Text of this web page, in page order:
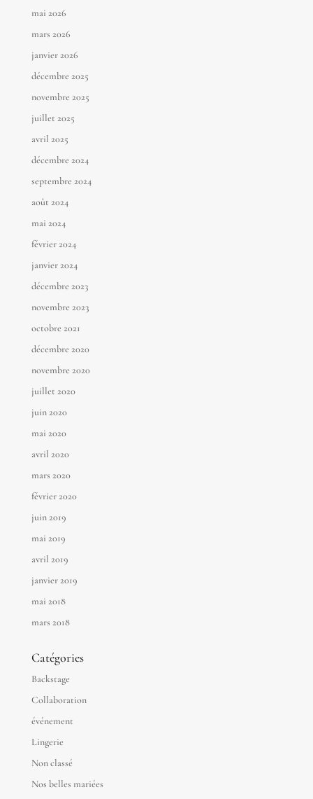
mai 2026
mars 2026
janvier 2026
décembre 2025
novembre 2025
juillet 2025
avril 2025
décembre 2024
septembre 2024
août 2024
mai 2024
février 2024
janvier 2024
décembre 2023
novembre 2023
octobre 2021
décembre 2020
novembre 2020
juillet 2020
juin 2020
mai 2020
avril 2020
mars 2020
février 2020
juin 2019
mai 2019
avril 2019
janvier 2019
mai 2018
mars 2018
Catégories
Backstage
Collaboration
événement
Lingerie
Non classé
Nos belles mariées